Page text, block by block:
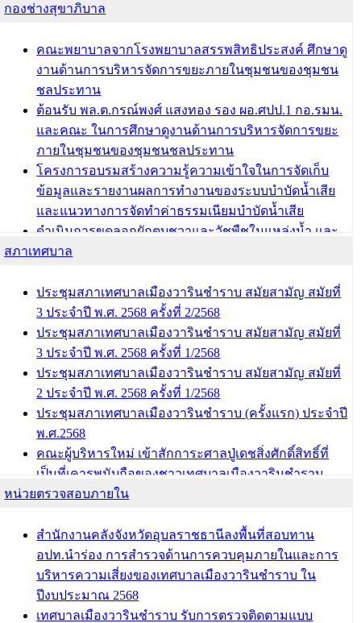
พ.ศ. 2568
รางวัลผู้อำนวยการสำนัก/กองการศึกษาดีเด่น ในงาน
แข่งขันทักษะทางวิชาการและงานมหกรรมการจัดการ
ศึกษาท้องถิ่น ระดับประเทศครั้งที่ 14 ประจำปี 2568
บทความ อื่นๆ ...
กองช่างสุขาภิบาล
คณะพยาบาลจากโรงพยาบาลสรรพสิทธิประสงค์ ศึกษาดู
งานด้านการบริหารจัดการขยะภายในชุมชนของชุมชน
ชลประทาน
ต้อนรับ พล.ต.กรณ์พงศ์ แสงทอง รอง ผอ.ศปป.1 กอ.รมน.
และคณะ ในการศึกษาดูงานด้านการบริหารจัดการขยะ
ภายในชุมชนของชุมชนชลประทาน
โครงการอบรมสร้างความรู้ความเข้าใจในการจัดเก็บ
ข้อมูลและรายงานผลการทำงานของระบบบำบัดน้ำเสีย
และแนวทางการจัดทำค่าธรรมเนียมบำบัดน้ำเสีย
ดำเนินการขุดลอกผักตบชวาและวัชพืชในแหล่งน้ำ และ
พัฒนาฟื้นฟูและแก้ไขปัญหาแหล่งน้ำสาธารณะภายใน
ดำเนินการขุดลอกผักตบชวาและวัชพืชในแหล่งน้ำ และ
พัฒนาฟื้นฟูและแก้ไขปัญหาแหล่งน้ำสาธารณะภายชุม
ชนท่าบ้งมั่ง
บทความ อื่นๆ ...
สภาเทศบาล
ประชุมสภาเทศบาลเมืองวารินชำราบ สมัยสามัญ สมัยที่
3 ประจำปี พ.ศ. 2568 ครั้งที่ 2/2568
ประชุมสภาเทศบาลเมืองวารินชำราบ สมัยสามัญ สมัยที่
3 ประจำปี พ.ศ. 2568 ครั้งที่ 1/2568
ประชุมสภาเทศบาลเมืองวารินชำราบ สมัยสามัญ สมัยที่
2 ประจำปี พ.ศ. 2568 ครั้งที่ 1/2568
ประชุมสภาเทศบาลเมืองวารินชำราบ (ครั้งแรก) ประจำปี
พ.ศ.2568
คณะผู้บริหารใหม่ เข้าสักการะศาลปู่เดชสิ่งศักดิ์สิทธิ์ที่
เป็นที่เคารพนับถือของชาวเทศบาลเมืองวารินชำราบ
หน่วยตรวจสอบภายใน
สำนักงานคลังจังหวัดอุบลราชธานีลงพื้นที่สอบทาน
อปท.นำร่อง การสำรวจด้านการควบคุมภายในและการ
บริหารความเสี่ยงของเทศบาลเมืองวารินชำราบ ใน
ปีงบประมาณ 2568
เทศบาลเมืองวารินชำราบ รับการตรวจติดตามแบบ